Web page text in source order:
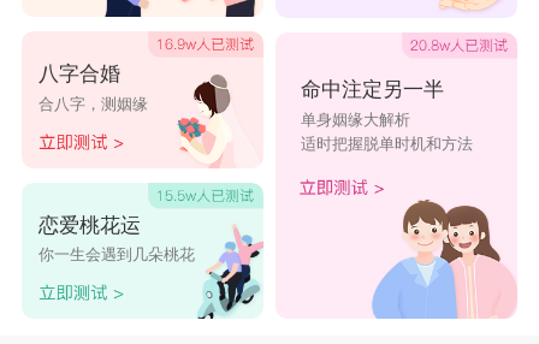
10、夜夏半凉
11、清风若柠
12、嫑忘
13、紫囧冥语
14、追答
15、柯雅
16、零摄氏度少女
八字合婚
合八字，测姻缘
恋爱桃花运
你一生会遇到几朵桃花
命中注定另一半
单身姻缘大解析
适时把握脱单时机和方法